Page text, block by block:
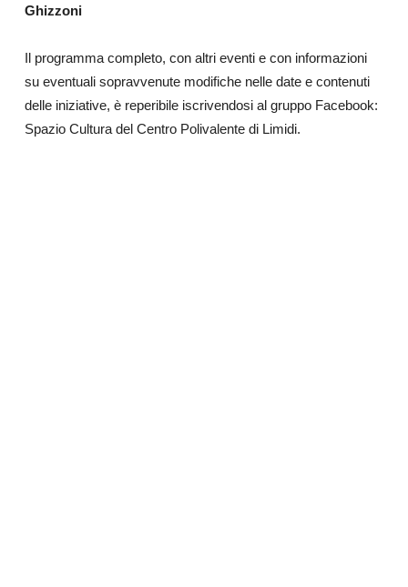
Ghizzoni
Il programma completo, con altri eventi e con informazioni
su eventuali sopravvenute modifiche nelle date e contenuti
delle iniziative, è reperibile iscrivendosi al gruppo Facebook:
Spazio Cultura del Centro Polivalente di Limidi.